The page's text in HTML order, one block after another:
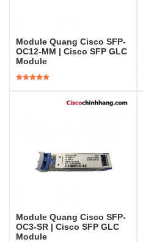
Module Quang Cisco SFP-
OC12-MM | Cisco SFP GLC
Module
Module Quang Cisco SFP-
OC3-SR | Cisco SFP GLC
Module